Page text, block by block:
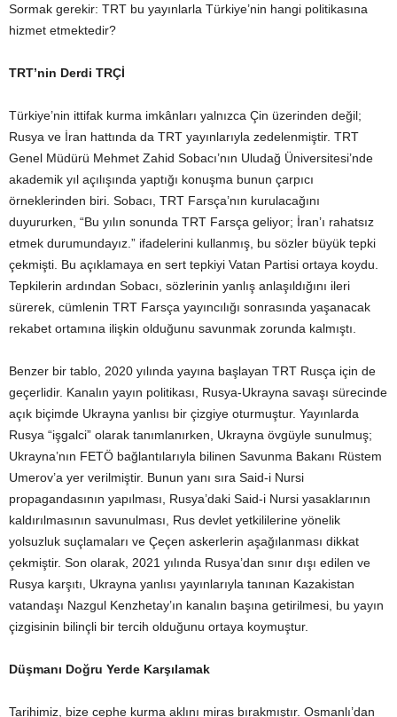
Sormak gerekir: TRT bu yayınlarla Türkiye’nin hangi politikasına
hizmet etmektedir?
TRT’nin Derdi TRÇİ
Türkiye’nin ittifak kurma imkânları yalnızca Çin üzerinden değil;
Rusya ve İran hattında da TRT yayınlarıyla zedelenmiştir. TRT
Genel Müdürü Mehmet Zahid Sobacı’nın Uludağ Üniversitesi’nde
akademik yıl açılışında yaptığı konuşma bunun çarpıcı
örneklerinden biri. Sobacı, TRT Farsça’nın kurulacağını
duyururken, “Bu yılın sonunda TRT Farsça geliyor; İran’ı rahatsız
etmek durumundayız.” ifadelerini kullanmış, bu sözler büyük tepki
çekmişti. Bu açıklamaya en sert tepkiyi Vatan Partisi ortaya koydu.
Tepkilerin ardından Sobacı, sözlerinin yanlış anlaşıldığını ileri
sürerek, cümlenin TRT Farsça yayıncılığı sonrasında yaşanacak
rekabet ortamına ilişkin olduğunu savunmak zorunda kalmıştı.
Benzer bir tablo, 2020 yılında yayına başlayan TRT Rusça için de
geçerlidir. Kanalın yayın politikası, Rusya-Ukrayna savaşı sürecinde
açık biçimde Ukrayna yanlısı bir çizgiye oturmuştur. Yayınlarda
Rusya “işgalci” olarak tanımlanırken, Ukrayna övgüyle sunulmuş;
Ukrayna’nın FETÖ bağlantılarıyla bilinen Savunma Bakanı Rüstem
Umerov’a yer verilmiştir. Bunun yanı sıra Said-i Nursi
propagandasının yapılması, Rusya’daki Said-i Nursi yasaklarının
kaldırılmasının savunulması, Rus devlet yetkililerine yönelik
yolsuzluk suçlamaları ve Çeçen askerlerin aşağılanması dikkat
çekmiştir. Son olarak, 2021 yılında Rusya’dan sınır dışı edilen ve
Rusya karşıtı, Ukrayna yanlısı yayınlarıyla tanınan Kazakistan
vatandaşı Nazgul Kenzhetay’ın kanalın başına getirilmesi, bu yayın
çizgisinin bilinçli bir tercih olduğunu ortaya koymuştur.
Düşmanı Doğru Yerde Karşılamak
Tarihimiz, bize cephe kurma aklını miras bırakmıştır. Osmanlı’dan